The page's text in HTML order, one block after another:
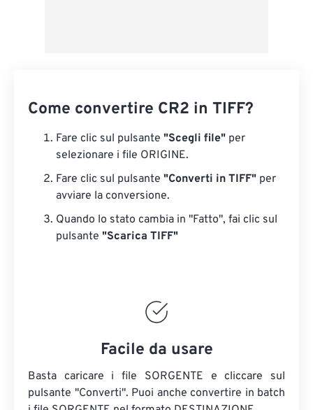
Come convertire CR2 in TIFF?
Fare clic sul pulsante "Scegli file" per
selezionare i file ORIGINE.
Fare clic sul pulsante "Converti in TIFF" per
avviare la conversione.
Quando lo stato cambia in "Fatto", fai clic sul
pulsante "Scarica TIFF"
Facile da usare
Basta caricare i file SORGENTE e cliccare sul
pulsante "Converti". Puoi anche convertire in batch